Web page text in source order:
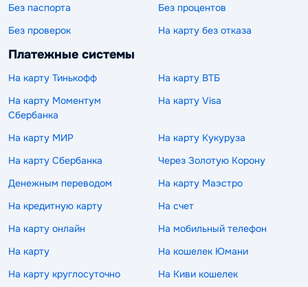
Без паспорта
Без процентов
Без проверок
На карту без отказа
Платежные системы
На карту Тинькофф
На карту ВТБ
На карту Моментум
Сбербанка
На карту Visa
На карту МИР
На карту Кукуруза
На карту Сбербанка
Через Золотую Корону
Денежным переводом
На карту Маэстро
На кредитную карту
На счет
На карту онлайн
На мобильный телефон
На карту
На кошелек Юмани
На карту круглосуточно
На Киви кошелек